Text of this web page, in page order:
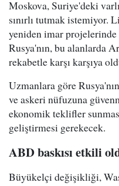
Moskova, Suriye'deki
sınırlı tutmak istemiyor.
yeniden imar projelerinde
Rusya'nın, bu alanlarda
rekabetle karşı karşıya
Uzmanlara göre
ve askeri nüfuzuna
ekonomik teklifler
geliştirmesi gerekecek.
ABD baskısı etkili
Büyükelçi değişikliği,